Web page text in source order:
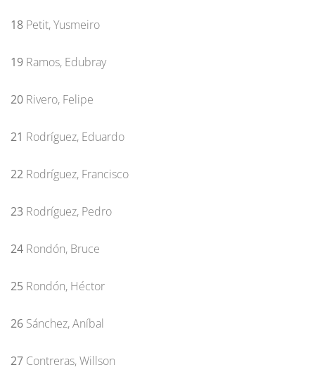
18 Petit, Yusmeiro
19 Ramos, Edubray
20 Rivero, Felipe
21 Rodríguez, Eduardo
22 Rodríguez, Francisco
23 Rodríguez, Pedro
24 Rondón, Bruce
25 Rondón, Héctor
26 Sánchez, Aníbal
27 Contreras, Willson